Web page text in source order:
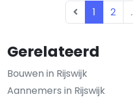
Gerelateerd
Bouwen in Rijswijk
Aannemers in Rijswijk
1 2